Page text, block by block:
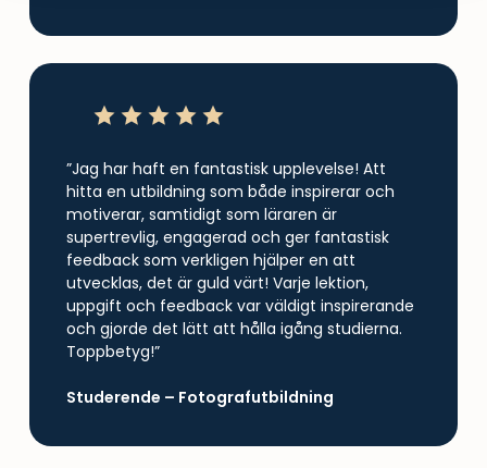
”Jag har haft en fantastisk upplevelse! Att
hitta en utbildning som både inspirerar och
motiverar, samtidigt som läraren är
supertrevlig, engagerad och ger fantastisk
feedback som verkligen hjälper en att
utvecklas, det är guld värt! Varje lektion,
uppgift och feedback var väldigt inspirerande
och gjorde det lätt att hålla igång studierna.
Toppbetyg!”
Studerende – Fotografutbildning